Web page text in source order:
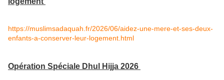
https://muslimsadaquah.fr/2026/06/aidez-une-mere-et-ses-deux-
enfants-a-conserver-leur-logement.html
Opération Spéciale Dhul Hijja 2026